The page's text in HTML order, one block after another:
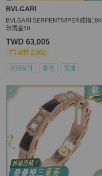
BVLGARI
BVLGARI SERPENTIVIPER戒指18K
玫瑰金50
TWD 63,005
現折 2,000
狀況尚可 香港 免運